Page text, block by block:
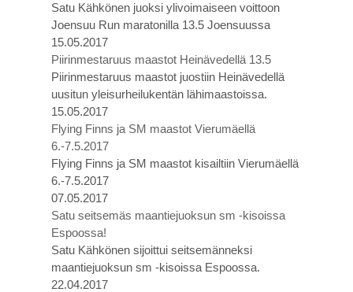
Satu Kähkönen juoksi ylivoimaiseen voittoon
Joensuu Run maratonilla 13.5 Joensuussa
15.05.2017
Piirinmestaruus maastot Heinävedellä 13.5
Piirinmestaruus maastot juostiin Heinävedellä
uusitun yleisurheilukentän lähimaastoissa.
15.05.2017
Flying Finns ja SM maastot Vierumäellä
6.-7.5.2017
Flying Finns ja SM maastot kisailtiin Vierumäellä
6.-7.5.2017
07.05.2017
Satu seitsemäs maantiejuoksun sm -kisoissa
Espoossa!
Satu Kähkönen sijoittui seitsemänneksi
maantiejuoksun sm -kisoissa Espoossa.
22.04.2017